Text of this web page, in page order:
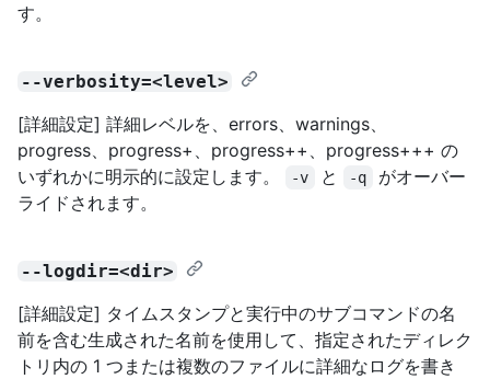
す。
--verbosity=<level>
[詳細設定] 詳細レベルを、errors、warnings、
progress、progress+、progress++、progress+++ の
いずれかに明示的に設定します。
-v と -q
がオーバー
ライドされます。
--logdir=<dir>
[詳細設定] タイムスタンプと実行中のサブコマンドの名
前を含む生成された名前を使用して、指定されたディレク
トリ内の 1 つまたは複数のファイルに詳細なログを書き